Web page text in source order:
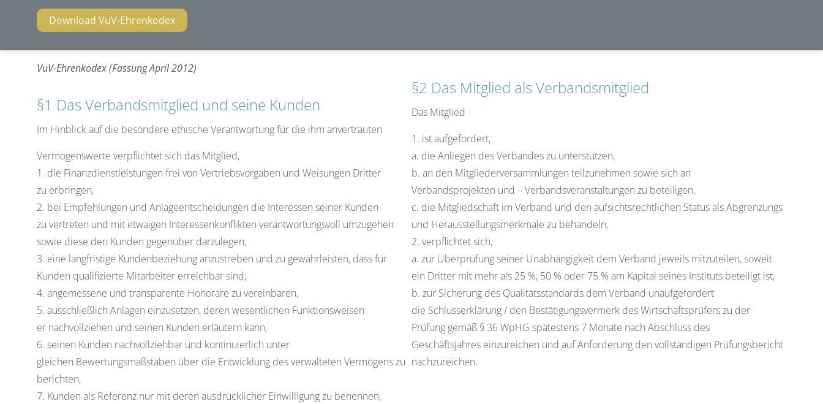
Download VuV-Ehrenkodex
VuV-Ehrenkodex (Fassung April 2012)
§1 Das Verbandsmitglied und seine Kunden
Im Hinblick auf die besondere ethische Verantwortung für die ihm anvertrauten
Vermögenswerte verpflichtet sich das Mitglied,
1. die Finanzdienstleistungen frei von Vertriebsvorgaben und Weisungen Dritter
zu erbringen,
2. bei Empfehlungen und Anlageentscheidungen die Interessen seiner Kunden
zu vertreten und mit etwaigen Interessenkonflikten verantwortungsvoll umzugehen
sowie diese den Kunden gegenüber darzulegen,
3. eine langfristige Kundenbeziehung anzustreben und zu gewährleisten, dass für
Kunden qualifizierte Mitarbeiter erreichbar sind;
4. angemessene und transparente Honorare zu vereinbaren,
5. ausschließlich Anlagen einzusetzen, deren wesentlichen Funktionsweisen
er nachvollziehen und seinen Kunden erläutern kann,
6. seinen Kunden nachvollziehbar und kontinuierlich unter
gleichen Bewertungsmaßstäben über die Entwicklung des verwalteten Vermögens zu
berichten,
7. Kunden als Referenz nur mit deren ausdrücklicher Einwilligung zu benennen,
§2 Das Mitglied als Verbandsmitglied
Das Mitglied
1. ist aufgefordert,
a. die Anliegen des Verbandes zu unterstützen,
b. an den Mitgliederversammlungen teilzunehmen sowie sich an
Verbandsprojekten und – Verbandsveranstaltungen zu beteiligen,
c. die Mitgliedschaft im Verband und den aufsichtsrechtlichen Status als Abgrenzungs
und Herausstellungsmerkmale zu behandeln,
2. verpflichtet sich,
a. zur Überprüfung seiner Unabhängigkeit dem Verband jeweils mitzuteilen, soweit
ein Dritter mit mehr als 25 %, 50 % oder 75 % am Kapital seines Instituts beteiligt ist,
b. zur Sicherung des Qualitätsstandards dem Verband unaufgefordert
die Schlusserklärung / den Bestätigungsvermerk des Wirtschaftsprüfers zu der
Prüfung gemäß § 36 WpHG spätestens 7 Monate nach Abschluss des
Geschäftsjahres einzureichen und auf Anforderung den vollständigen Prüfungsbericht
nachzureichen.